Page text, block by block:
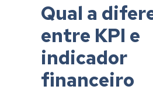
Qual a
entre KPI e
indicador
financeiro